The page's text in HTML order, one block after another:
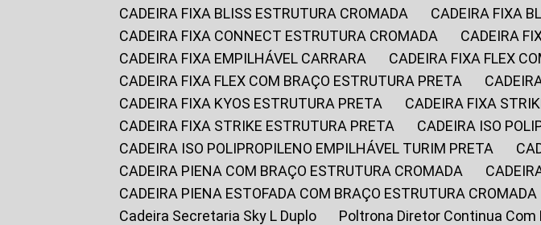
CADEIRA FIXA BLISS ESTRUTURA CROMADA
CADEIRA FIXA
CADEIRA FIXA CONNECT ESTRUTURA CROMADA
CADEIRA
CADEIRA FIXA EMPILHÁVEL CARRARA
CADEIRA FIXA FLEX
CADEIRA FIXA FLEX COM BRAÇO ESTRUTURA PRETA
CADEIRA FIXA KYOS ESTRUTURA PRETA
CADEIRA FIXA
CADEIRA FIXA STRIKE ESTRUTURA PRETA
CADEIRA ISO
CADEIRA ISO POLIPROPILENO EMPILHÁVEL TURIM PRETA
CADEIRA PIENA COM BRAÇO ESTRUTURA CROMADA
CADEIRA PIENA ESTOFADA COM BRAÇO ESTRUTURA CROMADA
Cadeira Secretaria Sky L Duplo
Poltrona Diretor Continua